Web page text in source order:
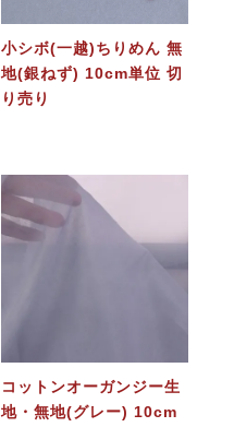
小シボ(一越)ちりめん 無
地(銀ねず) 10cm単位 切
り売り
コットンオーガンジー生
地・無地(グレー) 10cm